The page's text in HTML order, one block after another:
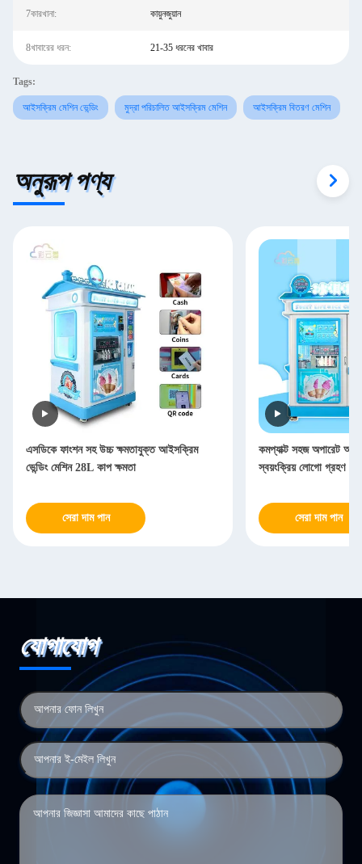
7কারখানা: কায়ুনজুয়ান
8খাবারের ধরন: 21-35 ধরনের খাবার
Tags:
আইসক্রিম মেশিন ভেন্ডিং মুদ্রা পরিচালিত আইসক্রিম মেশিন আইসক্রিম বিতরণ মেশিন
অনুরূপ পণ্য
এসডিকে ফাংশন সহ উচ্চ ক্ষমতাযুক্ত আইসক্রিম
ভেন্ডিং মেশিন 28L কাপ ক্ষমতা
সেরা দাম পান
কমপ্যাক্ট সহজ অপারেট
স্বয়ংক্রিয় লোগো গ্রহণ
সেরা দাম পান
যোগাযোগ